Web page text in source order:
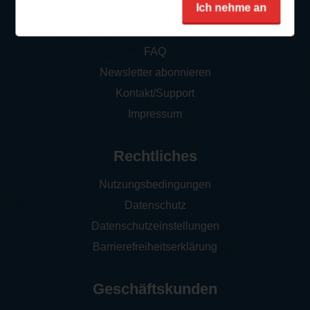
Ich nehme an
FAQ
Newsletter abonnieren
Kontakt/Support
Impressum
Rechtliches
Nutzungsbedingungen
Datenschutz
Datenschutzeinstellungen
Barrierefreiheitserklärung
Geschäftskunden